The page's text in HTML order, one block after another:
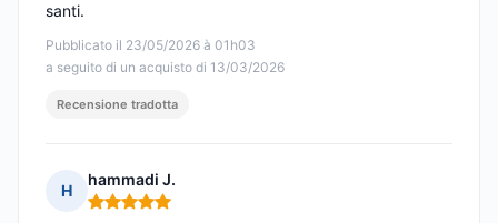
Pubblicato il 23/05/2026 à 01h03
a seguito di un acquisto di 13/03/2026
santi.
Recensione tradotta
H
hammadi J.
Nota: 5 su 5